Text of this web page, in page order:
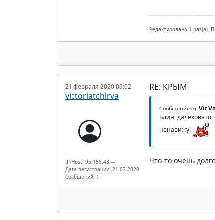
Редактировано 1 раз(а).
21 февраля 2020 09:02
victoriatchirva
IP/Host: 95.158.43.---
Дата регистрации: 21.02.2020
Сообщений: 1
RE: КРЫМ
Сообщение от
Блин,
ненавижу!
Что-то очень